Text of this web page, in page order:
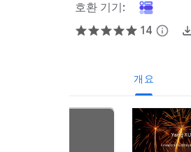
호환 기기:
14 info
개요